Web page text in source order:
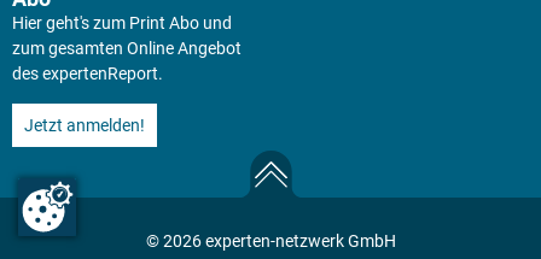
Hier geht's zum Print Abo und
zum gesamten Online Angebot
des expertenReport.
Jetzt anmelden!
© 2026 experten-netzwerk GmbH